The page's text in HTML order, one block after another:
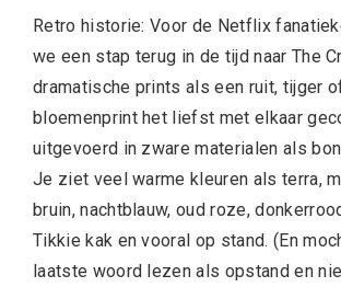
Retro historie: Voor de Netflix
we een stap terug in de tijd naar The
dramatische prints als een ruit, tijger
bloemenprint het liefst met elkaar
uitgevoerd in zware materialen als
Je ziet veel warme kleuren als terra,
bruin, nachtblauw, oud roze,
Tikkie kak en vooral op stand. (En
laatste woord lezen als opstand en